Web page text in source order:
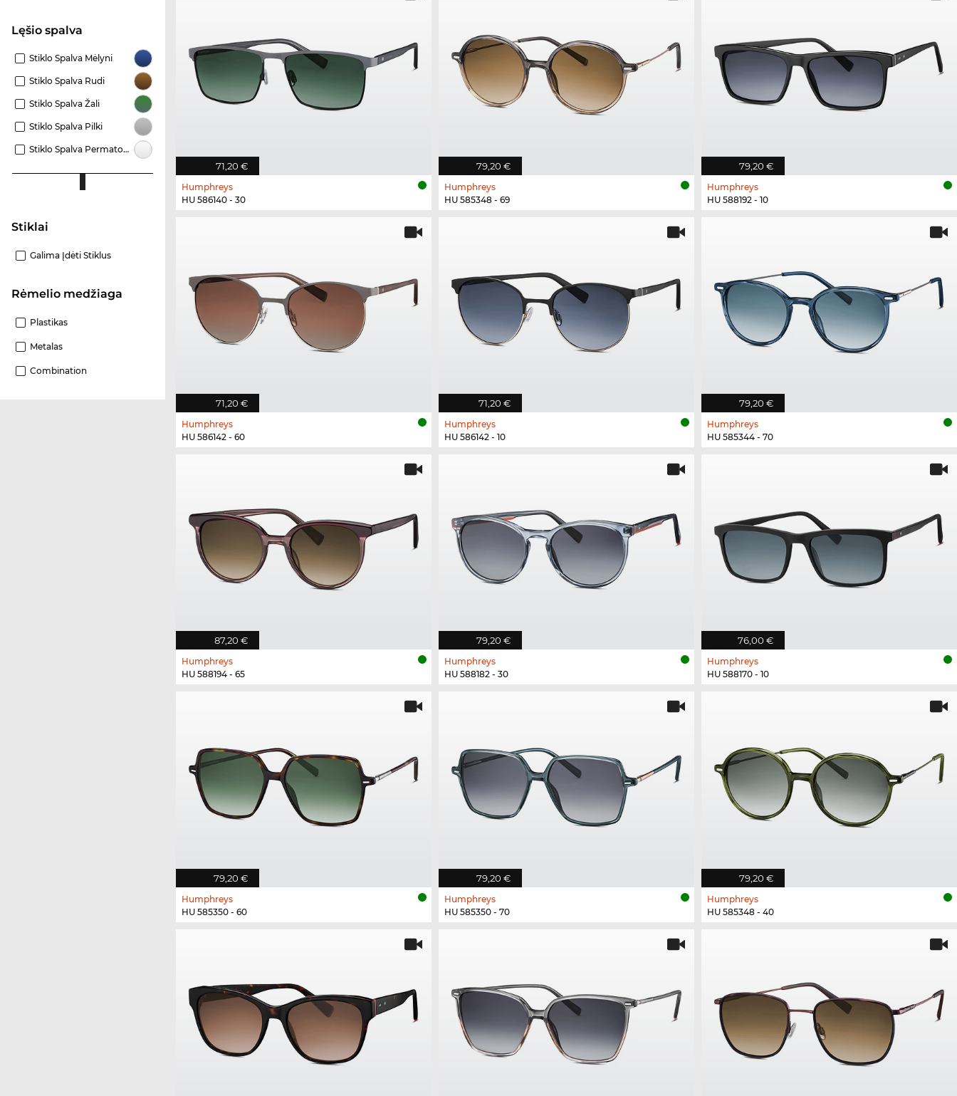
Lęšio spalva
Stiklo Spalva Mėlyni
Stiklo Spalva Rudi
Stiklo Spalva Žali
Stiklo Spalva Pilki
Stiklo Spalva Permatomi
Stiklai
Galima Įdėti Stiklus
Rėmelio medžiaga
Plastikas
Metalas
Combination
71,20 €
Humphreys
HU 586140 - 30
79,20 €
Humphreys
HU 585348 - 69
79,20 €
Humphreys
HU 588192 - 10
71,20 €
Humphreys
HU 586142 - 60
71,20 €
Humphreys
HU 586142 - 10
79,20 €
Humphreys
HU 585344 - 70
87,20 €
Humphreys
HU 588194 - 65
79,20 €
Humphreys
HU 588182 - 30
76,00 €
Humphreys
HU 588170 - 10
79,20 €
Humphreys
HU 585350 - 60
79,20 €
Humphreys
HU 585350 - 70
79,20 €
Humphreys
HU 585348 - 40